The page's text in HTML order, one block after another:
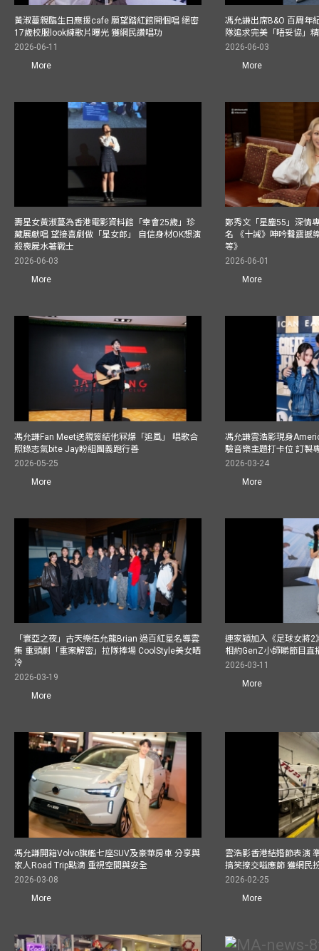
黃淑蔓親臨生日應援cafe 願望踏紅館開個唱 絕密
17歲校服look練歌片曝光 獲網民讚唱功
2026-06-11
More
馮允謙出席B&O 百周年
隊追求完美「唔妥協」
2026-06-03
More
壽星女黃淑蔓為香港電影資料館「幸會25歲」珍
藏展獻唱 望接喜劇做「星女郎」 自信身材OK想演
殺喪屍水著戰士
2026-06-03
More
鄭秀文「星塵55」深情
名 《十誡》呻吟聲震撼
等》
2026-06-01
More
馮允謙Fan Meet送親簽結他冧爆「追風」 唱歌合
照錄志氣bite Jay盼組團義跑行善
2026-05-25
More
馮允謙雲浩影現身
驗音樂主題打卡位 訂製
2026-03-24
More
「寰亞之夜」古天樂伍允龍Brian 過百紅星名導雲
集 重頭劇「重案解密」拉隊捧場 CoolStyle美女晒
冷
2026-03-19
More
連家穎加入《足球女將
相約GenZ小師睇節目直
2026-03-11
More
馮允謙開箱Volvo旗艦七座SUV及豪華房車 分享與
家人Road Trip點滴 重視空間與安全
2026-03-08
More
雲浩影香港結婚節表演
搞笑撩交嗌應節 獲網民
2026-02-25
More